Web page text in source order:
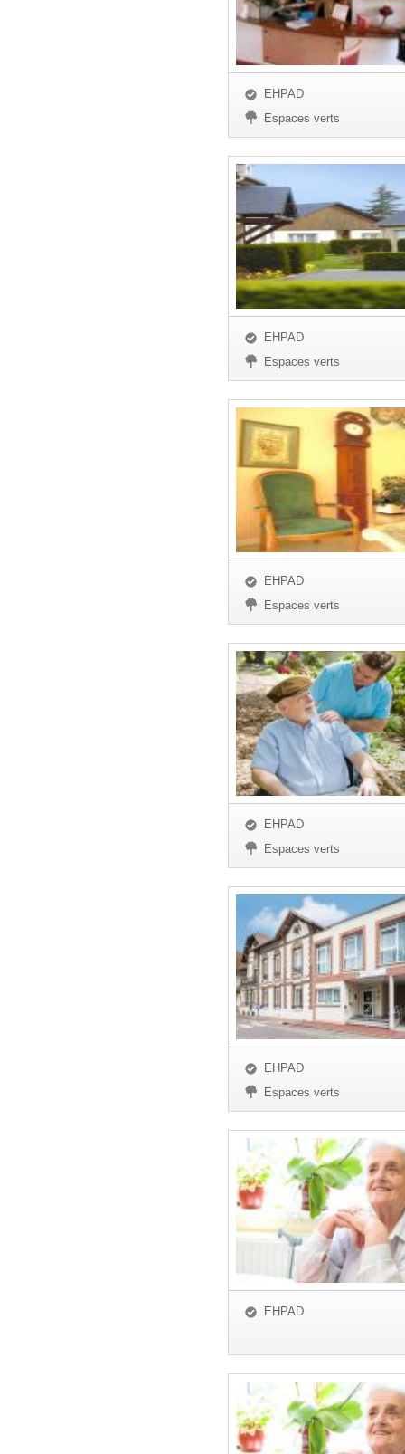
EHPAD
Espaces verts
EHPAD
Espaces verts
EHPAD
Espaces verts
EHPAD
Espaces verts
EHPAD
Espaces verts
EHPAD